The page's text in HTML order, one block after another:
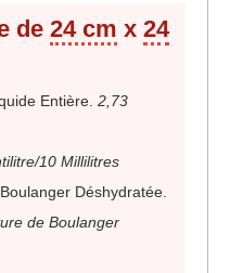
de 24 cm x 24
Entière. 2,73
10 Millilitres
Déshydratée.
de Boulanger